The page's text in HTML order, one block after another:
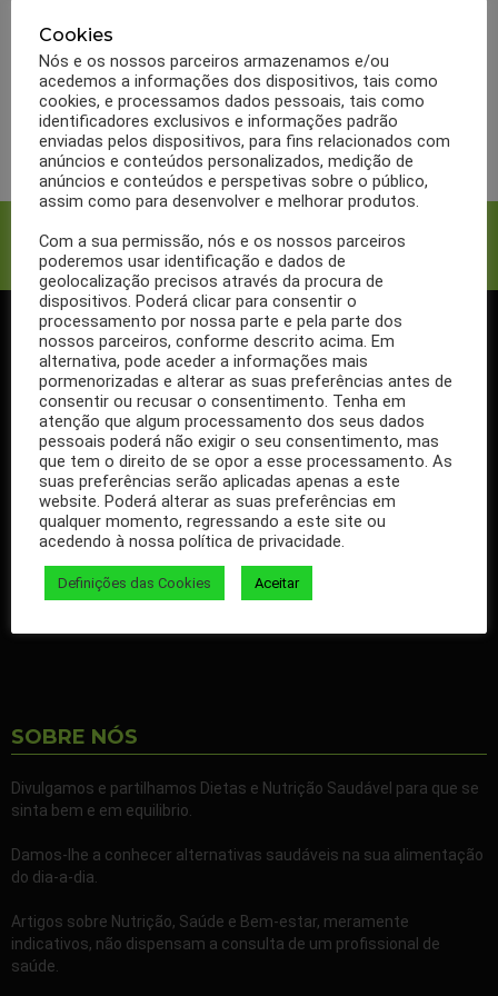
Bula Advancis Jointrix
SOS
LER MAIS
SIGA-NOS NO FACEBOOK
Se ainda não segue a nossa página de Facebook, não espere mais!
Basta clicar no botão Seguir em cima.
Ao seguir a nossa página passa a receber gratuitamente os
nossos artigos no seu Facebook.
Partilhe também a nossa página com todos os seus familiares e
SOBRE NÓS
Divulgamos e partilhamos Dietas e Nutrição Saudável para que se
sinta bem e em equilibrio.
Damos-lhe a conhecer alternativas saudáveis na sua alimentação
do dia-a-dia.
Artigos sobre Nutrição, Saúde e Bem-estar, meramente
indicativos, não dispensam a consulta de um profissional de
saúde.
Cookies
Nós e os nossos parceiros armazenamos e/ou
acedemos a informações dos dispositivos, tais como
cookies, e processamos dados pessoais, tais como
identificadores exclusivos e informações padrão
enviadas pelos dispositivos, para fins relacionados com
anúncios e conteúdos personalizados, medição de
anúncios e conteúdos e perspetivas sobre o público,
assim como para desenvolver e melhorar produtos.
Com a sua permissão, nós e os nossos parceiros
poderemos usar identificação e dados de
geolocalização precisos através da procura de
dispositivos. Poderá clicar para consentir o
processamento por nossa parte e pela parte dos
nossos parceiros, conforme descrito acima. Em
alternativa, pode aceder a informações mais
pormenorizadas e alterar as suas preferências antes de
consentir ou recusar o consentimento. Tenha em
atenção que algum processamento dos seus dados
pessoais poderá não exigir o seu consentimento, mas
que tem o direito de se opor a esse processamento. As
suas preferências serão aplicadas apenas a este
website. Poderá alterar as suas preferências em
qualquer momento, regressando a este site ou
acedendo à nossa política de privacidade.
Definições das Cookies Aceitar